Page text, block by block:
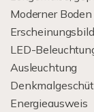
Moderner
Erscheinungsbild
LED-
Ausleuchtung
Energieausweis